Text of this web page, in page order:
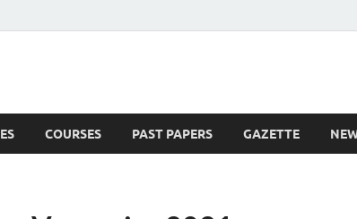
COURSES PAST PAPERS GAZETTE